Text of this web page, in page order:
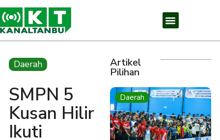
Daerah
SMPN 5
Kusan Hilir
Ikuti
Artikel
Pilihan
Daerah